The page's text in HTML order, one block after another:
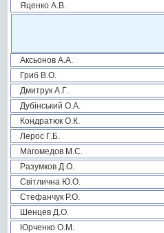
Яценко А.В.
Аксьонов А.А.
Гриб В.О.
Дмитрук А.Г.
Дубінський О.А.
Кондратюк О.К.
Лерос Г.Б.
Магомедов М.С.
Разумков Д.О.
Світлична Ю.О.
Стефанчук Р.О.
Шенцев Д.О.
Юрченко О.М.